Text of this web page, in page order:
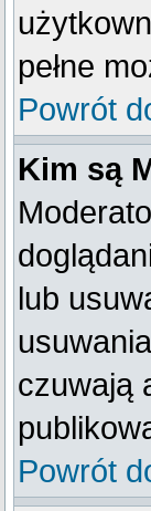
pełne
Powrót
Kim są
lub
czuwają
Powrót